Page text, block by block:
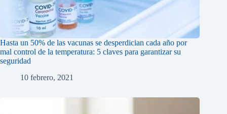
Hasta un 50% de las vacunas se desperdician cada año por
mal control de la temperatura: 5 claves para garantizar su
seguridad
10 febrero, 2021